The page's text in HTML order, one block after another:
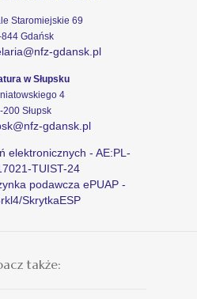
Staromiejskie 69
Gdańsk
gdansk.pl
w Słupsku
4
200 Słupsk
gdansk.pl
elektronicznych - AE:PL-
TUIST-24
podawcza ePUAP -
SkrytkaESP
także: